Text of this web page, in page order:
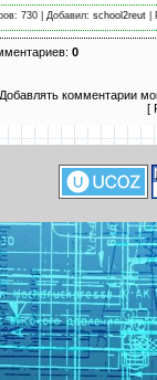
730 | Добавил: school2reut |
0
Добавлять комментарии
[